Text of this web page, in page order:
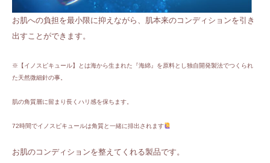
お肌への負担を最小限に抑えながら、肌本来のコンディションを引き
出すことができます。
※【イノスピキュール】とは海から生まれた『海綿』を原料とし独自開発製法でつくられ
た天然微細針の事。
肌の角質層に留まり長くハリ感を保ちます。
72時間でイノスピキュールは角質と一緒に排出されます
お肌のコンディションを整えてくれる製品です。